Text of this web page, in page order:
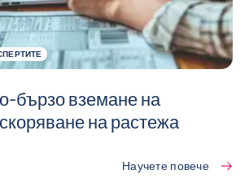
бързо вземане на
на растежа
Научете повече